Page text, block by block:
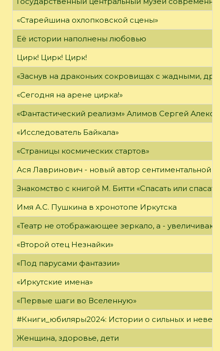
«Старейшина охлопковской сцены»
Её истории наполнены любовью
Цирк! Цирк! Цирк!
«Заснув на драконьих сокровищах с жадными,
«Сегодня на арене цирка!»
«Фантастический реализм» Алимов Сергей
«Исследователь Байкала»
«Страницы космических стартов»
Ася Лавринович - новый автор сентиментальной
Знакомство с книгой М. Битти «Спасать или
Имя А.С. Пушкина в хронотопе Иркутска
«Театр не отображающее зеркало, а -
«Второй отец Незнайки»
«Под парусами фантазии»
«Иркутские имена»
«Первые шаги во Вселенную»
#Книги_юбиляры2024: Истории о сильных и
Женщина, здоровье, дети